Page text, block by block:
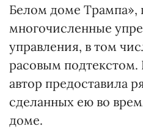
Белом доме Трампа»,
многочисленные
управления, в том
расовым подтекстом.
автор предоставила
сделанных ею во
доме.